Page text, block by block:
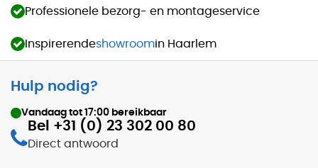
Professionele bezorg- en montageservice
Inspirerendeshowroomin Haarlem
Hulp nodig?
Vandaag tot 17:00 bereikbaar
Bel +31 (0) 23 302 00 80
Direct antwoord